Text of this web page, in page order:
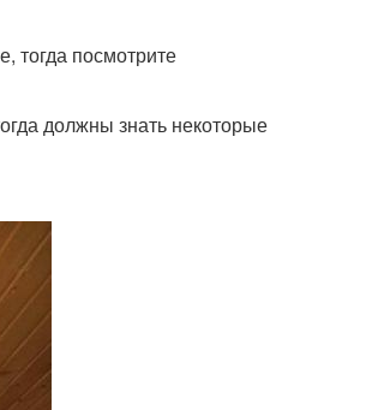
тогда посмотрите
должны знать некоторые